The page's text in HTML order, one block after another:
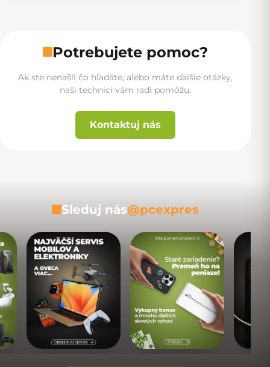
Potrebujete pomoc?
Ak ste nenašli čo hľadáte, alebo máte ďalšie otázky,
naši technici vám radi pomôžu.
Kontaktuj nás
Sleduj nás@pcexpres